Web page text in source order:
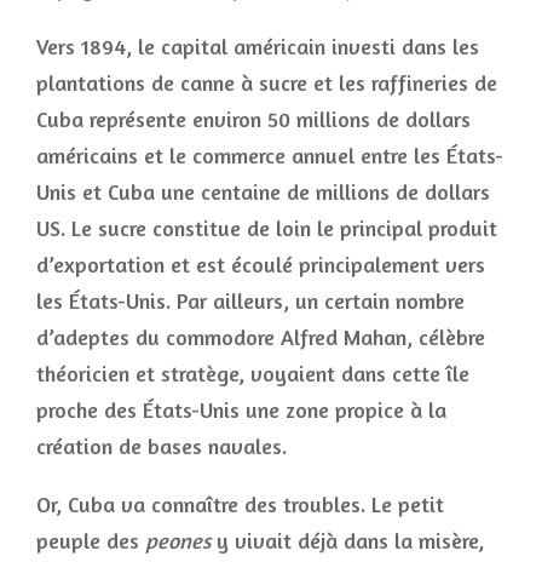
Vers 1894, le capital américain investi dans les
plantations de canne à sucre et les raffineries de
Cuba représente environ 50 millions de dollars
américains et le commerce annuel entre les États-
Unis et Cuba une centaine de millions de dollars
US. Le sucre constitue de loin le principal produit
d’exportation et est écoulé principalement vers
les États-Unis. Par ailleurs, un certain nombre
d’adeptes du commodore Alfred Mahan, célèbre
théoricien et stratège, voyaient dans cette île
proche des États-Unis une zone propice à la
création de bases navales.
Or, Cuba va connaître des troubles. Le petit
peuple des peonesy vivait déjà dans la misère,